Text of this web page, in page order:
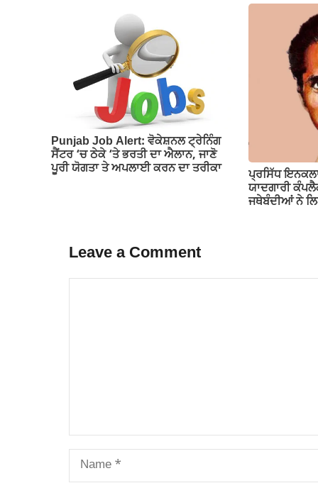
Punjab Job Alert: ਵੋਕੇਸ਼ਨਲ ਟ੍ਰੇਨਿੰਗ
ਸੈਂਟਰ ‘ਚ ਠੇਕੇ ‘ਤੇ ਭਰਤੀ ਦਾ ਐਲਾਨ, ਜਾਣੋ
ਪੂਰੀ ਯੋਗਤਾ ਤੇ ਅਪਲਾਈ ਕਰਨ ਦਾ ਤਰੀਕਾ
ਪ੍ਰਸਿੱਧ
ਯਾਦਗਾਰੀ
ਜਥੇਬੰਦੀਆਂ ਨੇ
Leave a Comment
Name